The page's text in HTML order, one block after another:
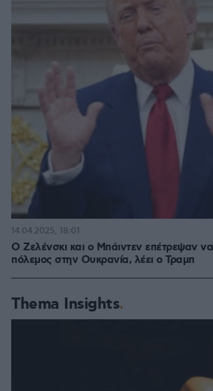
Ο Ζελένσκι και ο Μπάιντεν επέτρεψαν να
πόλεμος στην Ουκρανία, λέει ο Τραμπ
14.04.2025, 18:01
Thema Insights